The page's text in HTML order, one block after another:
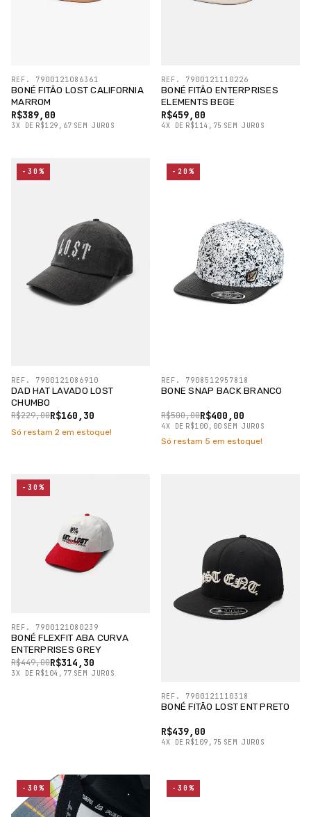
BONÉ FITÃO LOST CALIFORNIA
MARROM
R$389,00
3X DE R$129,67 SEM JUROS
REF. 7900121086361
BONÉ FITÃO ENTERPRISES
ELEMENTS BEGE
R$459,00
4X DE R$114,75 SEM JUROS
REF. 7900121110226
DAD HAT LAVADO LOST
CHUMBO
R$160,30
R$229,00
REF. 7900121086910
-30%
Só restam 2 em estoque!
BONE SNAP BACK BRANCO
R$400,00
R$500,00
4X DE R$100,00 SEM JUROS
REF. 7908512957818
-20%
Só restam 5 em estoque!
BONÉ FLEXFIT ABA CURVA
ENTERPRISES GREY
R$314,30
R$449,00
3X DE R$104,77 SEM JUROS
REF. 7900121080239
-30%
BONÉ FITÃO LOST ENT PRETO
R$439,00
4X DE R$109,75 SEM JUROS
REF. 7900121110318
-30% -30%